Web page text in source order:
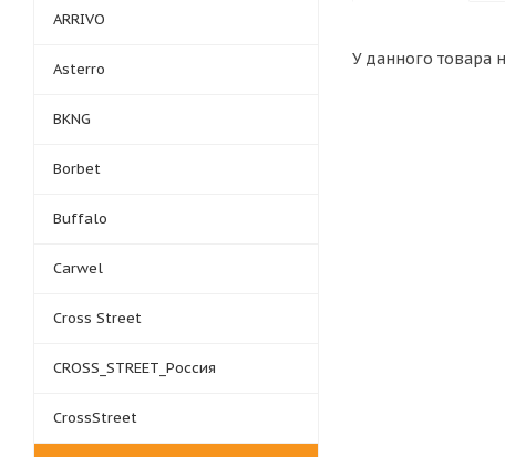
У данного товара
ARRIVO
Asterro
BKNG
Borbet
Buffalo
Carwel
Cross Street
CROSS_STREET_Россия
CrossStreet